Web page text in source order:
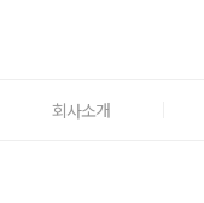
회사소개